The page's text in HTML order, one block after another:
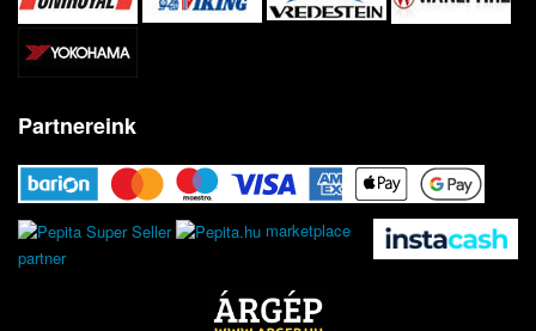
Partnereink
marketplace
partner